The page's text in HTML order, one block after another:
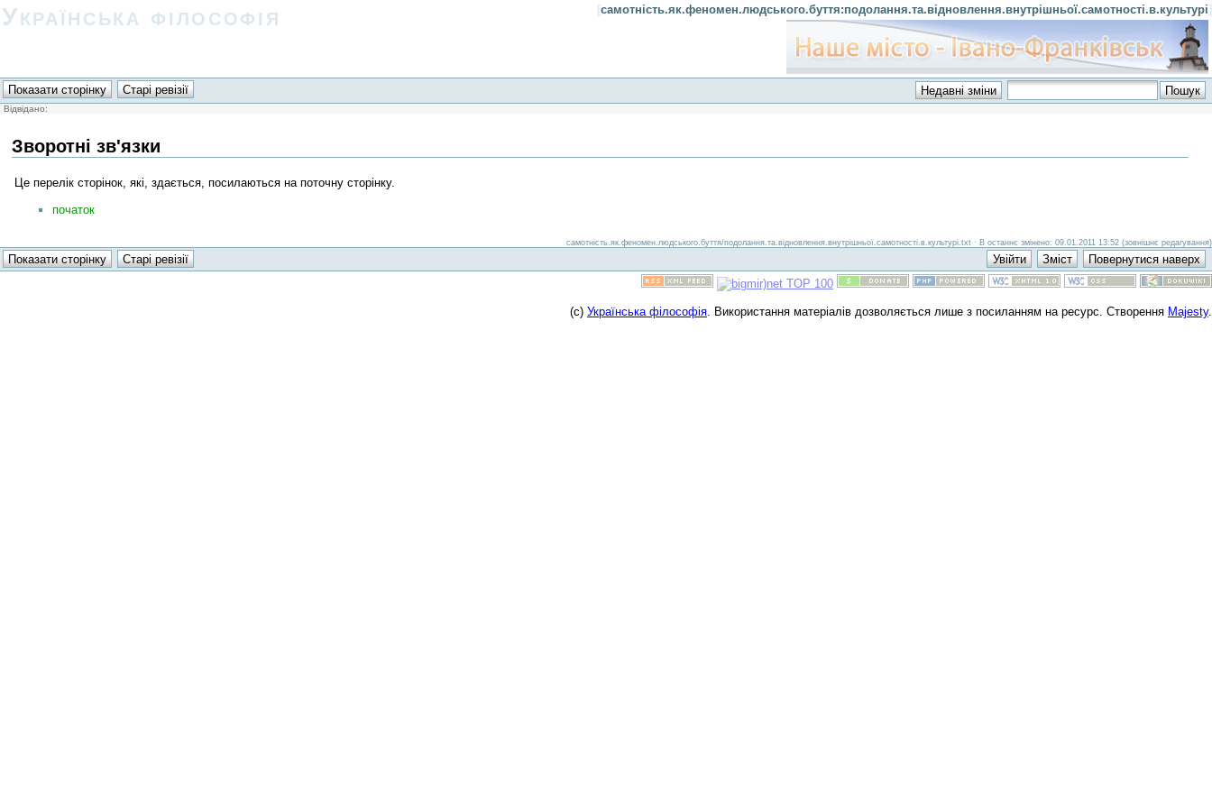
[самотність.як.феномен.людського.буття:подолання.та.відновлення.внутрішньої.самотності.в.культурі]
Українська філософія
Відвідано:
Зворотні зв'язки
Це перелік сторінок, які, здається, посилаються на поточну сторінку.
початок
самотність.як.феномен.людського.буття/подолання.та.відновлення.внутрішньої.самотності.в.культурі.txt · В останнє змінено: 09.01.2011 13:52 (зовнішнє редагування)
(c) Українська філософія . Використання матеріалів дозволяється лише з посиланням на ресурс. Створення Majesty.